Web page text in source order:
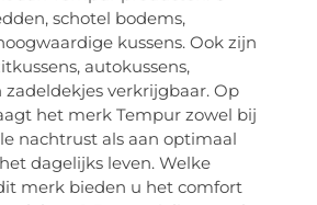
schotel bodems,
kussens. Ook zijn
autokussens,
zadeldekjes verkrijgbaar. Op
het merk Tempur zowel bij
nachtrust als aan optimaal
dagelijks leven. Welke
merk bieden u het comfort